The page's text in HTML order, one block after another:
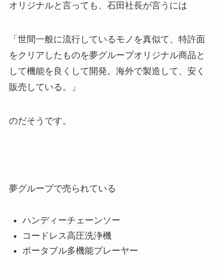
オリジナルと言っても、石田社長が言うには
「 世間一般に流行しているモノを真似て、特許面
をクリアしたものを夢グループオリジナル商品と
して機能を良くして開発。海外で製造して、安く
販売している。
」
のだそうです。
夢グループで売られている
ハンディーチェーンソー
コードレス高圧洗浄機
ポータブル多機能プレーヤー